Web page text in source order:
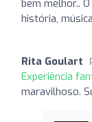
bem melhor..
história,
Rita Goulart
Experiência
maravilhoso.